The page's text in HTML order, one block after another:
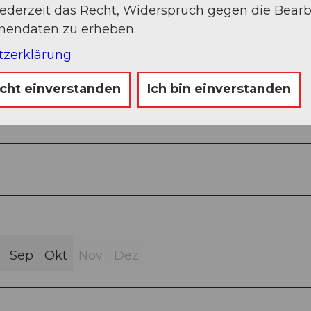
(30%)
Sep Okt Nov Dez
das Recht, Widerspruch gegen die
zu erheben.
einverstanden Ich bin einverstanden